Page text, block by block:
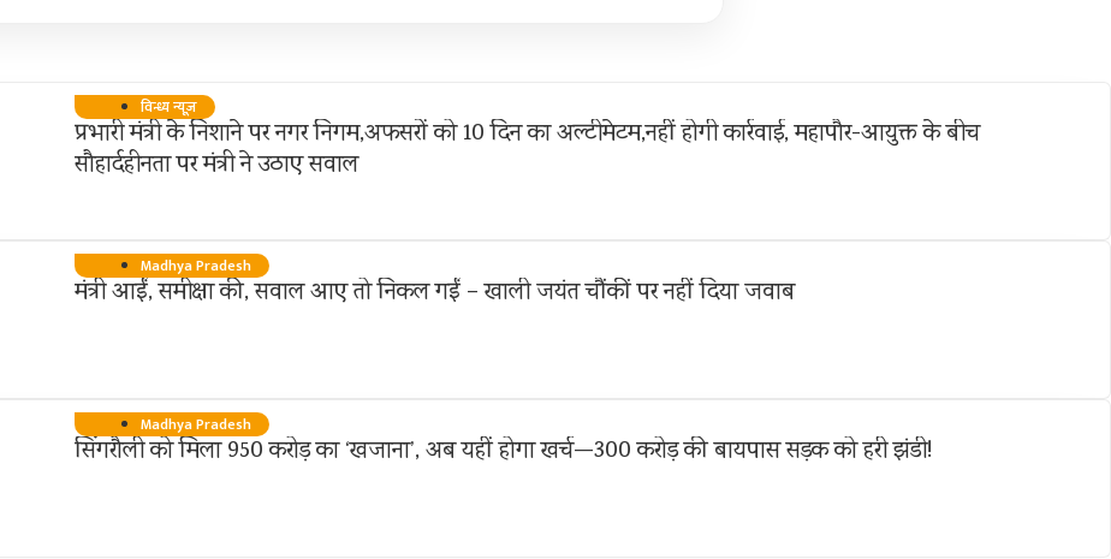
विन्ध्य न्यूज़
प्रभारी मंत्री के निशाने पर नगर निगम,अफसरों को 10 दिन का अल्टीमेटम,नहीं होगी कार्रवाई, महापौर-आयुक्त के बीच
सौहार्दहीनता पर मंत्री ने उठाए सवाल
Madhya Pradesh
मंत्री आईं, समीक्षा की, सवाल आए तो निकल गईं – खाली जयंत चौंकीं पर नहीं दिया जवाब
Madhya Pradesh
सिंगरौली को मिला 950 करोड़ का ‘खजाना’, अब यहीं होगा खर्च—300 करोड़ की बायपास सड़क को हरी झंडी!